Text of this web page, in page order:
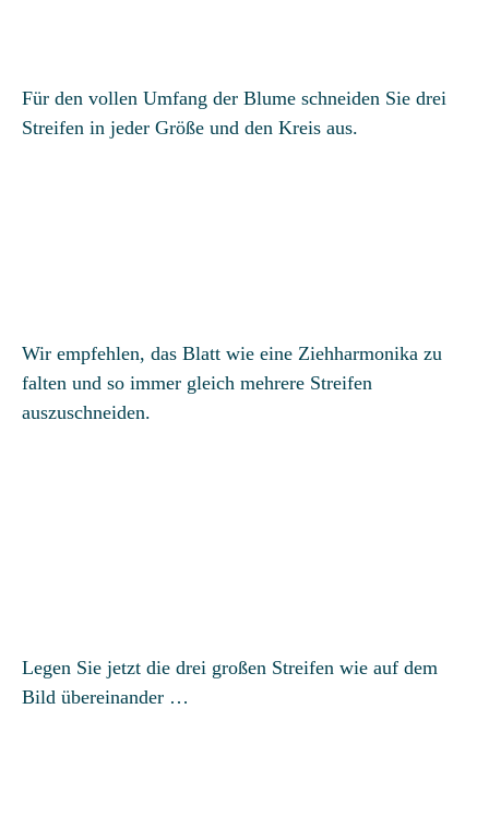
Für den vollen Umfang der Blume schneiden Sie drei
Streifen in jeder Größe und den Kreis aus.
Wir empfehlen, das Blatt wie eine Ziehharmonika zu
falten und so immer gleich mehrere Streifen
auszuschneiden.
Legen Sie jetzt die drei großen Streifen wie auf dem
Bild übereinander …